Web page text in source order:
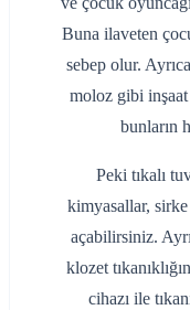
Buna ilaveten
sebep olur.
moloz gibi inşaat
bunların
Peki tıkalı
kimyasallar, sirke
açabilirsiniz.
klozet
cihazı ile